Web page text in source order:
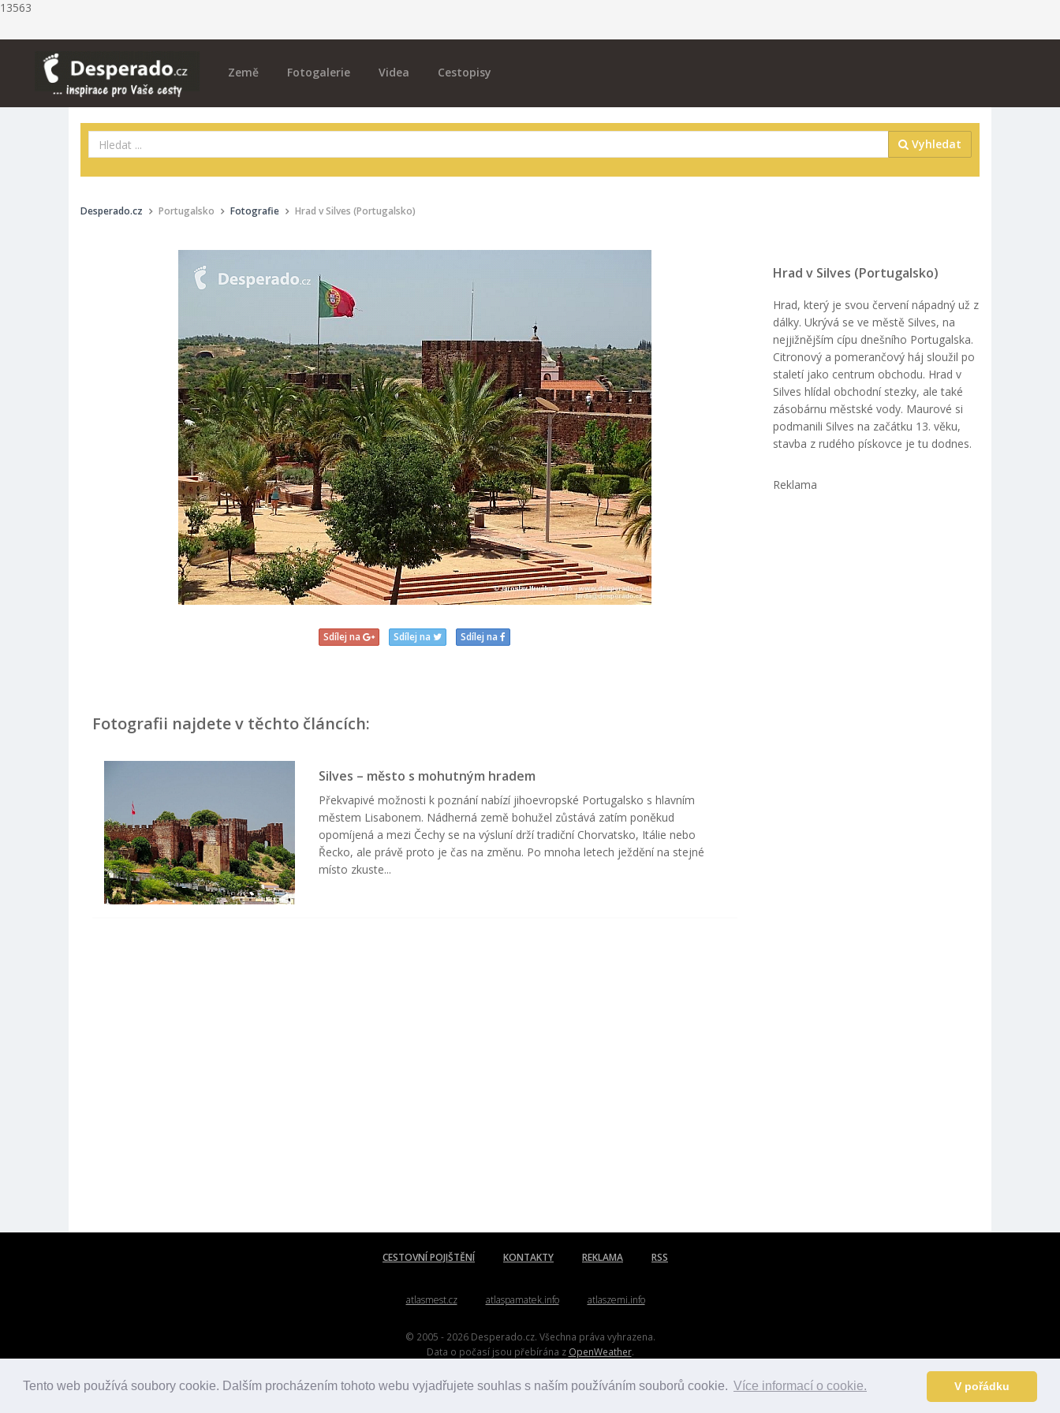
Tento web používá soubory cookie. Dalším procházením tohoto webu vyjadřujete souhlas s naším používáním souborů cookie. Více informací o cookie. V pořádku
13563
Země Fotogalerie Videa Cestopisy
Vyhledat
Desperado.cz Portugalsko Fotografie Hrad v Silves (Portugalsko)
Sdílej na Sdílej na Sdílej na
Fotografii najdete v těchto článcích:
Silves – město s mohutným hradem
Překvapivé možnosti k poznání nabízí jihoevropské Portugalsko s hlavním
městem Lisabonem. Nádherná země bohužel zůstává zatím poněkud
opomíjená a mezi Čechy se na výsluní drží tradiční Chorvatsko, Itálie nebo
Řecko, ale právě proto je čas na změnu. Po mnoha letech ježdění na stejné
místo zkuste...
Hrad v Silves (Portugalsko)
Hrad, který je svou červení nápadný už z
dálky. Ukrývá se ve městě Silves, na
nejjižnějším cípu dnešního Portugalska.
Citronový a pomerančový háj sloužil po
staletí jako centrum obchodu. Hrad v
Silves hlídal obchodní stezky, ale také
zásobárnu městské vody. Maurové si
podmanili Silves na začátku 13. věku,
stavba z rudého pískovce je tu dodnes.
Reklama
CESTOVNÍ POJIŠTĚNÍ KONTAKTY REKLAMA RSS
atlasmest.cz atlaspamatek.info atlaszemi.info
© 2005 - 2026 Desperado.cz. Všechna práva vyhrazena.
Data o počasí jsou přebírána z OpenWeather.